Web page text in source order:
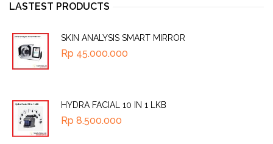
LASTEST PRODUCTS
SKIN ANALYSIS SMART MIRROR
Rp 45.000.000
HYDRA FACIAL 10 IN 1 LKB
Rp 8.500.000